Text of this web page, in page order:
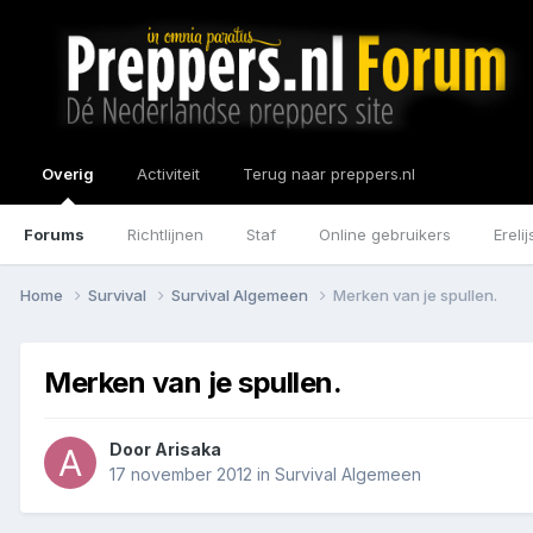
Overig
Forums Richtlijnen Staf Online gebruikers
Activiteit Terug naar preppers.nl
Home Survival Survival Algemeen Merken van je spullen.
Merken van je spullen.
Door Arisaka
17 november 2012 in Survival Algemeen